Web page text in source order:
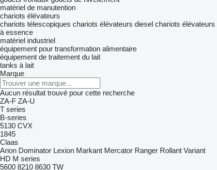
matériel de manutention
chariots élévateurs
chariots télescopiques chariots élévateurs diesel chariots élévateurs
à essence
matériel industriel
équipement pour transformation alimentaire
équipement de traitement du lait
tanks à lait
Marque
Aucun résultat trouvé pour cette recherche
ZA-F ZA-U
T series
B-series
5130 CVX
1845
Claas
Arion Dominator Lexion Markant Mercator Ranger Rollant Variant
HD M series
5600 8210 8630 TW